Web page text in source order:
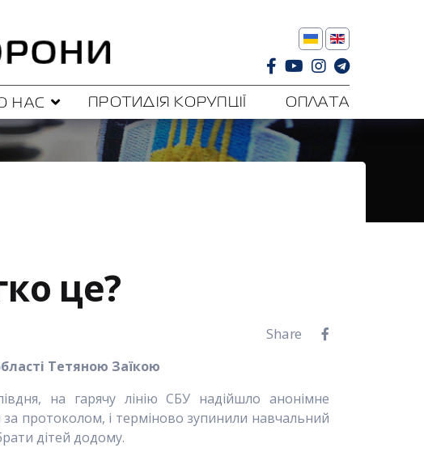
НАС ПРОТИДІЯ КОРУПЦІЇ ОПЛАТА
це?
Share
Тетяною Заїкою
на гарячу лінію СБУ надійшло анонімне
за протоколом, і терміново зупинили навчальний
дітей додому.